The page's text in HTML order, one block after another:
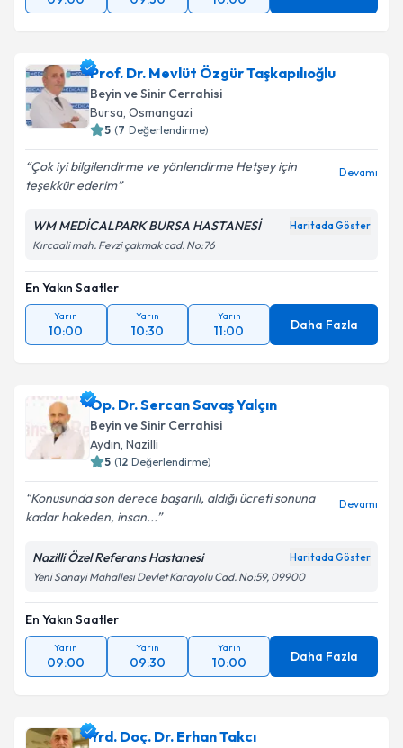
Prof. Dr. Mevlüt Özgür Taşkapılıoğlu
Beyin ve Sinir Cerrahisi
Bursa, Osmangazi
5 (7 Değerlendirme)
Çok iyi bilgilendirme ve yönlendirme Hetşey için
teşekkür ederim
Devamı
WM MEDİCALPARK BURSA HASTANESİ Haritada Göster
Kırcaali mah. Fevzi çakmak cad. No:76
En Yakın Saatler
Yarın
10:00
Yarın
10:30
Yarın
11:00 Daha Fazla
Op. Dr. Sercan Savaş Yalçın
Beyin ve Sinir Cerrahisi
Aydın, Nazilli
5 (12 Değerlendirme)
Konusunda son derece başarılı, aldığı ücreti sonuna
kadar hakeden, insan...
Devamı
Nazilli Özel Referans Hastanesi Haritada Göster
Yeni Sanayi Mahallesi Devlet Karayolu Cad. No:59, 09900
En Yakın Saatler
Yarın
09:00
Yarın
09:30
Yarın
10:00 Daha Fazla
Yrd. Doç. Dr. Erhan Takcı